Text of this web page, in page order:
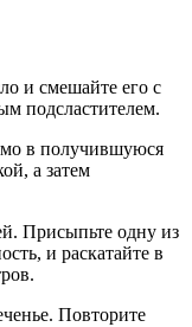
и смешайте его с
подсластителем.
в получившуюся
а затем
Присыпьте одну из
и раскатайте в
Повторите